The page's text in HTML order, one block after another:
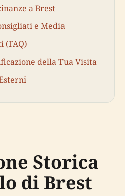
a Brest
e Media
(FAQ)
della Tua Visita
Storica
di Brest